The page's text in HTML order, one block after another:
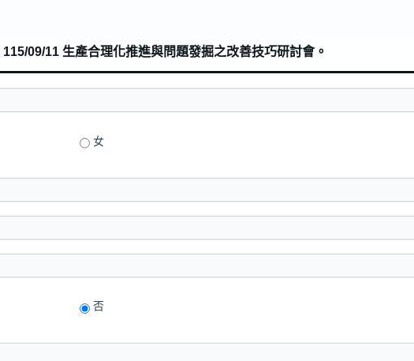
115/09/11 生產合理化推進與問題發掘之改善技巧研討會。
女
否